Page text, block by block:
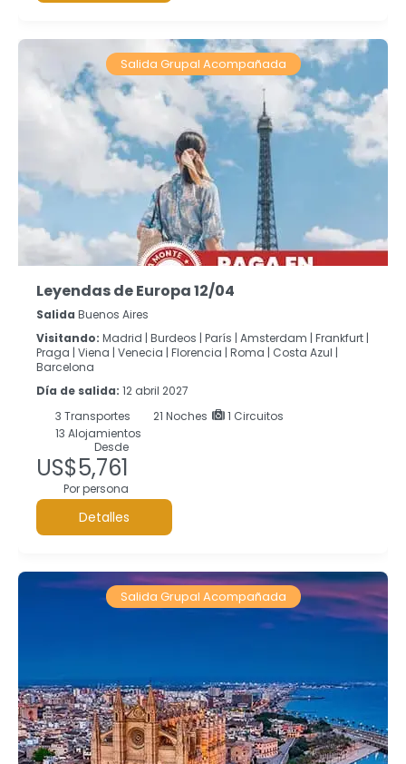
Salida Grupal Acompañada
Leyendas de Europa 12/04
Salida Buenos Aires
Visitando: Madrid | Burdeos | París | Amsterdam | Frankfurt |
Praga | Viena | Venecia | Florencia | Roma | Costa Azul |
Barcelona
Día de salida: 12 abril 2027
3 Transportes 21 Noches
1 Circuitos
13 Alojamientos
Desde
US$5,761
Por persona
Detalles
Salida Grupal Acompañada